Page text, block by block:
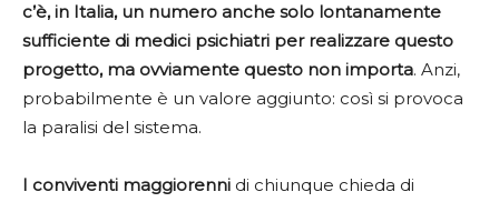
c’è, in Italia, un numero anche solo lontanamente
sufficiente di medici psichiatri per realizzare questo
progetto, ma ovviamente questo non importa. Anzi,
probabilmente è un valore aggiunto: così si provoca
la paralisi del sistema.
I conviventi maggiorenni di chiunque chieda di